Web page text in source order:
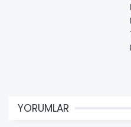
YORUMLAR